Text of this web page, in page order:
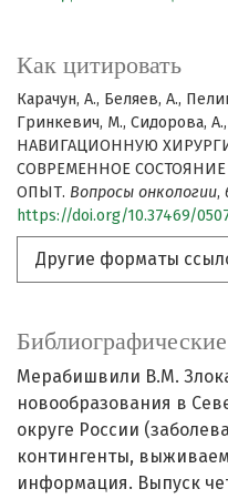
Как цитировать
Карачун, А., Беляев, А.,
Гринкевич, М., Сидорова,
НАВИГАЦИОННУЮ
СОВРЕМЕННОЕ
ОПЫТ. Вопросы онкологии,
https://doi.org/10.37469/
Другие форматы
Мерабишвили В.М.
новообразования в
округе России
контингенты,
информация. Выпуск